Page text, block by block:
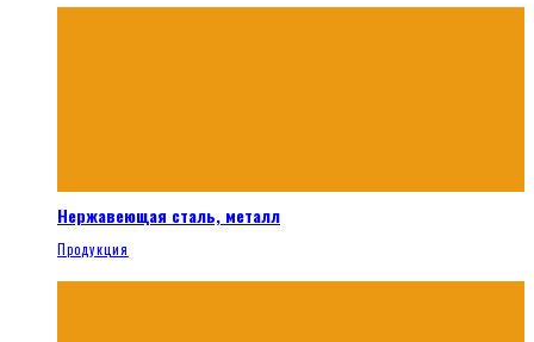
Нержавеющая сталь, металл
Продукция